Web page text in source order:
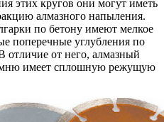
этих кругов они могут иметь
алмазного напыления.
по бетону имеют мелкое
поперечные углубления по
отличие от него, алмазный
имеет сплошную режущую